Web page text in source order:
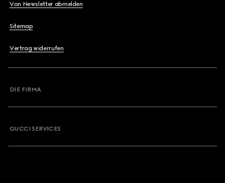
Von Newsletter abmelden
Sitemap
Vertrag widerrufen
DIE FIRMA
GUCCI SERVICES